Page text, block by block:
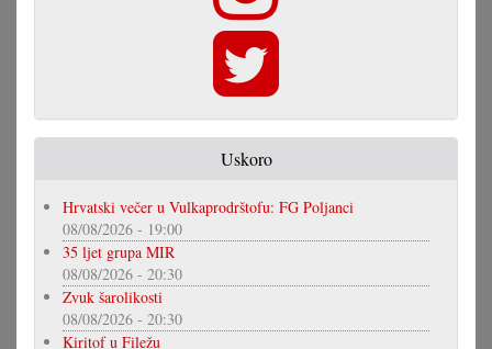
Uskoro
Hrvatski večer u Vulkaprodrštofu: FG Poljanci
08/08/2026 - 19:00
35 ljet grupa MIR
08/08/2026 - 20:30
Zvuk šarolikosti
08/08/2026 - 20:30
Kiritof u Filežu